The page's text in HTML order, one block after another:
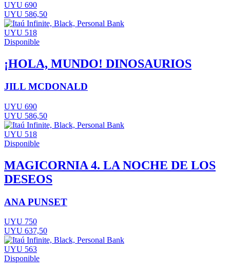
UYU 690
UYU 586,50
UYU 518
Disponible
¡HOLA, MUNDO! DINOSAURIOS
JILL MCDONALD
UYU 690
UYU 586,50
UYU 518
Disponible
MAGICORNIA 4. LA NOCHE DE LOS
DESEOS
ANA PUNSET
UYU 750
UYU 637,50
UYU 563
Disponible